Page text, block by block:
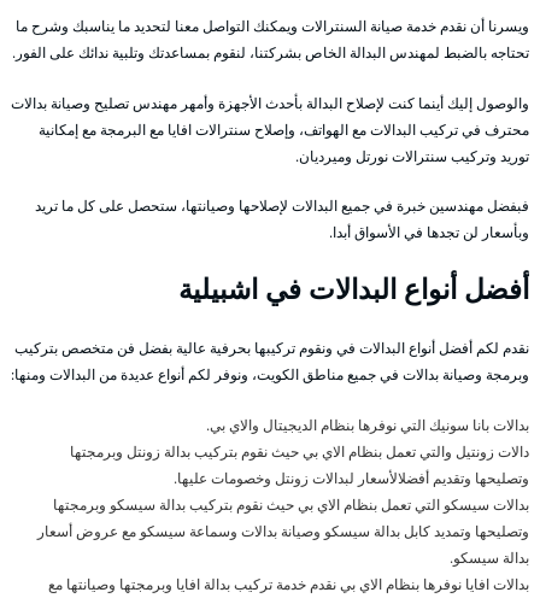
ويسرنا أن نقدم خدمة صيانة السنترالات ويمكنك التواصل معنا لتحديد ما يناسبك وشرح ما
تحتاجه بالضبط لمهندس البدالة الخاص بشركتنا، لنقوم بمساعدتك وتلبية ندائك على الفور.
والوصول إليك أينما كنت لإصلاح البدالة بأحدث الأجهزة وأمهر مهندس تصليح وصيانة بدالات
محترف في تركيب البدالات مع الهواتف، وإصلاح سنترالات افايا مع البرمجة مع إمكانية
توريد وتركيب سنترالات نورتل وميرديان.
فبفضل مهندسين خبرة في جميع البدالات لإصلاحها وصيانتها، ستحصل على كل ما تريد
وبأسعار لن تجدها في الأسواق أبدا.
أفضل أنواع البدالات في اشبيلية
نقدم لكم أفضل أنواع البدالات في ونقوم تركيبها بحرفية عالية بفضل فن متخصص بتركيب
وبرمجة وصيانة بدالات في جميع مناطق الكويت، ونوفر لكم أنواع عديدة من البدالات ومنها:
بدالات بانا سونيك التي نوفرها بنظام الديجيتال والاي بي.
دالات زونتيل والتي تعمل بنظام الاي بي حيث نقوم بتركيب بدالة زونتل وبرمجتها
وتصليحها وتقديم أفضلالأسعار لبدالات زونتل وخصومات عليها.
بدالات سيسكو التي تعمل بنظام الاي بي حيث نقوم بتركيب بدالة سيسكو وبرمجتها
وتصليحها وتمديد كابل بدالة سيسكو وصيانة بدالات وسماعة سيسكو مع عروض أسعار
بدالة سيسكو.
بدالات افايا نوفرها بنظام الاي بي نقدم خدمة تركيب بدالة افايا وبرمجتها وصيانتها مع